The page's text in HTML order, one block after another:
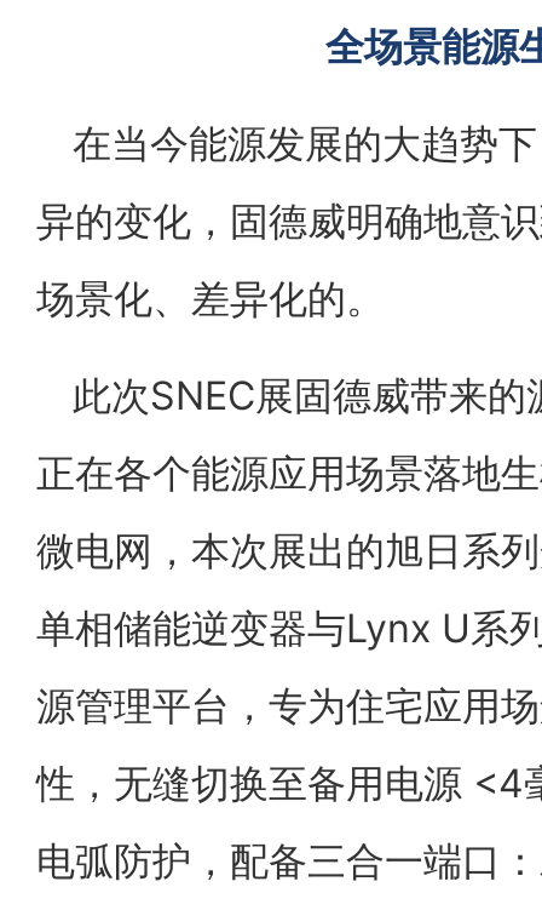
全场景能源
在当今能源发展的大趋势
异的变化，固德威明确地意
场景化、差异化的。
此次SNEC展固德威带来
正在各个能源应用场景落地
微电网，本次展出的旭日系
单相储能逆变器与Lynx U系
源管理平台，专为住宅应用
性，无缝切换至备用电源 <4
电弧防护，配备三合一端口